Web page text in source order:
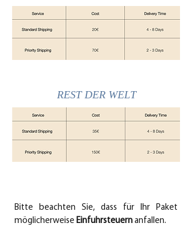
REST DER WELT
Bitte beachten Sie, dass für Ihr Paket
möglicherweise Einfuhrsteuern anfallen.